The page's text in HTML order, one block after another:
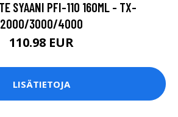
SYAANI PFI-110 160ML - TX-
2000/3000/4000
110.98 EUR
LISÄTIETOJA